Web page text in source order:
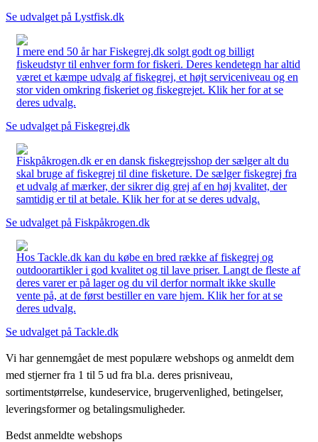
Se udvalget på Lystfisk.dk
I mere end 50 år har Fiskegrej.dk solgt godt og billigt
fiskeudstyr til enhver form for fiskeri. Deres kendetegn har altid
været et kæmpe udvalg af fiskegrej, et højt serviceniveau og en
stor viden omkring fiskeriet og fiskegrejet. Klik her for at se
deres udvalg.
Se udvalget på Fiskegrej.dk
Fiskpåkrogen.dk er en dansk fiskegrejsshop der sælger alt du
skal bruge af fiskegrej til dine fisketure. De sælger fiskegrej fra
et udvalg af mærker, der sikrer dig grej af en høj kvalitet, der
samtidig er til at betale. Klik her for at se deres udvalg.
Se udvalget på Fiskpåkrogen.dk
Hos Tackle.dk kan du købe en bred række af fiskegrej og
outdoorartikler i god kvalitet og til lave priser. Langt de fleste af
deres varer er på lager og du vil derfor normalt ikke skulle
vente på, at de først bestiller en vare hjem. Klik her for at se
deres udvalg.
Se udvalget på Tackle.dk
Vi har gennemgået de mest populære webshops og anmeldt dem
med stjerner fra 1 til 5 ud fra bl.a. deres prisniveau,
sortimentstørrelse, kundeservice, brugervenlighed, betingelser,
leveringsformer og betalingsmuligheder.
Bedst anmeldte webshops